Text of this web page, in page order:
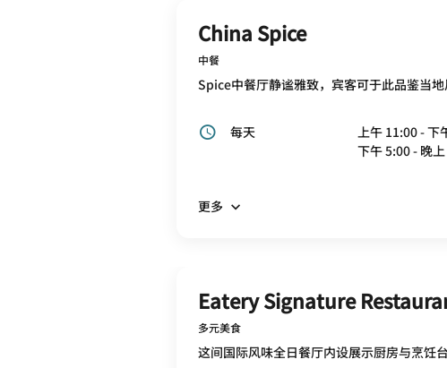
China Spice
中餐
Spice中餐厅静谧雅致，宾客可于此品鉴当
每天
上午 11:00 - 下
下午 5:00 - 晚
更多
Eatery Signature
多元美食
这间国际风味全日餐厅内设展示厨房与烹饪